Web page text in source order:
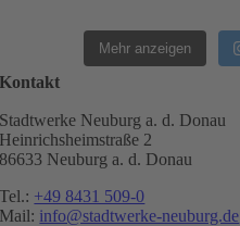
Mehr anzeigen
Kontakt
Stadtwerke Neuburg a. d. Donau
Heinrichsheimstraße 2
86633 Neuburg a. d. Donau
Tel.: +49 8431 509-0
Mail: info@stadtwerke-neuburg.de